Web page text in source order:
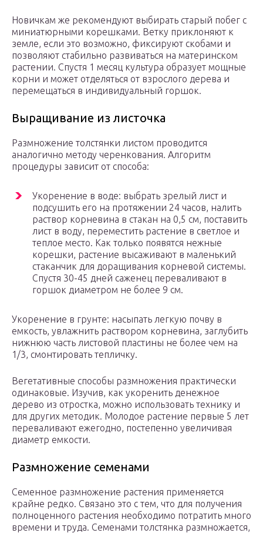
Новичкам же рекомендуют выбирать старый побег с
миниатюрными корешками. Ветку приклоняют к
земле, если это возможно, фиксируют скобами и
позволяют стабильно развиваться на материнском
растении. Спустя 1 месяц культура образует мощные
корни и может отделяться от взрослого дерева и
перемещаться в индивидуальный горшок.
Выращивание из листочка
Размножение толстянки листом проводится
аналогично методу черенкования. Алгоритм
процедуры зависит от способа:
Укоренение в воде: выбрать зрелый лист и
подсушить его на протяжении 24 часов, налить
раствор корневина в стакан на 0,5 см, поставить
лист в воду, переместить растение в светлое и
теплое место. Как только появятся нежные
корешки, растение высаживают в маленький
стаканчик для доращивания корневой системы.
Спустя 30-45 дней саженец переваливают в
горшок диаметром не более 9 см.
Укоренение в грунте: насыпать легкую почву в
емкость, увлажнить раствором корневина, заглубить
нижнюю часть листовой пластины не более чем на
1/3, смонтировать тепличку.
Вегетативные способы размножения практически
одинаковые. Изучив, как укоренить денежное
дерево из отростка, можно использовать технику и
для других методик. Молодое растение первые 5 лет
переваливают ежегодно, постепенно увеличивая
диаметр емкости.
Размножение семенами
Семенное размножение растения применяется
крайне редко. Связано это с тем, что для получения
полноценного растения необходимо потратить много
времени и труда. Семенами толстянка размножается,